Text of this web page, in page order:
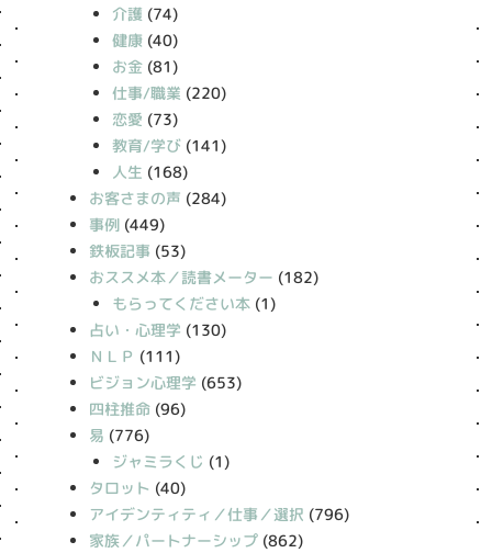
介護 (74)
健康(40)
お金(81)
仕事/職業 (220)
恋愛 (73)
教育/学び(141)
人生 (168)
お客さまの声 (284)
事例 (449)
鉄板記事 (53)
おススメ本／読書メーター (182)
もらってください本(1)
占い・心理学 (130)
ＮＬＰ (111)
ビジョン心理学 (653)
四柱推命 (96)
易 (776)
ジャミラくじ (1)
タロット (40)
アイデンティティ／仕事／選択 (796)
家族／パートナーシップ (862)